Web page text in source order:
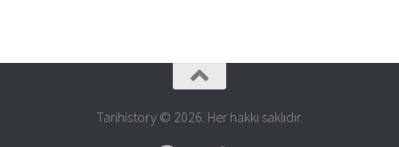
Tarihistory © 2026. Her hakkı saklıdır.